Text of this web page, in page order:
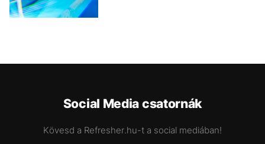
Social Media csatornák
Kövesd a Refresher.hu-t a social mediában!